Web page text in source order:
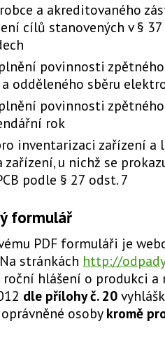
a akreditovaného
cílů stanovených v §
povinnosti
odděleného sběru
povinnosti
rok
inventarizaci zařízení a
zařízení, u nichž se
podle § 27 odst. 7
formulář
PDF formuláři je
stránkách http://
hlášení o produkci a
dle přílohy č. 20
osobykromě